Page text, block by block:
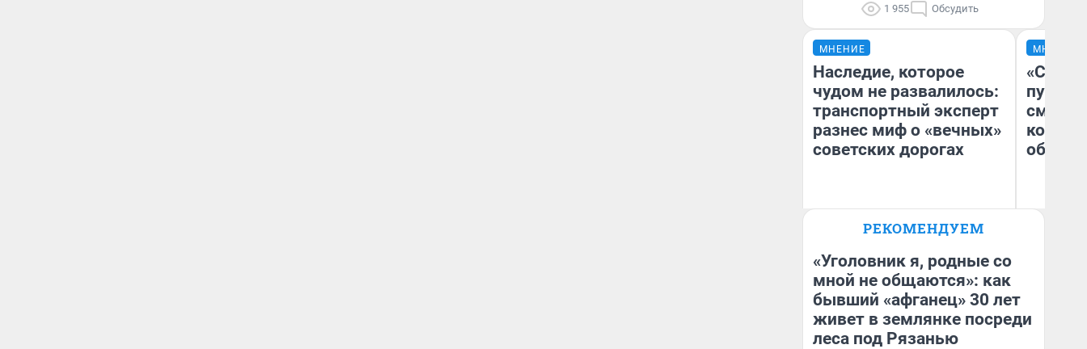
1 955 Обсудить
МНЕНИЕ
Наследие, которое
чудом не развалилось:
транспортный эксперт
разнес миф о «вечных»
советских дорогах
Блогер, предприниматель,
бизнесе
МНЕНИЕ
РЕКОМЕНДУЕМ
«Уголовник я, родные со
мной не общаются»: как
бывший «афганец» 30 лет
живет в землянке посреди
леса под Рязанью